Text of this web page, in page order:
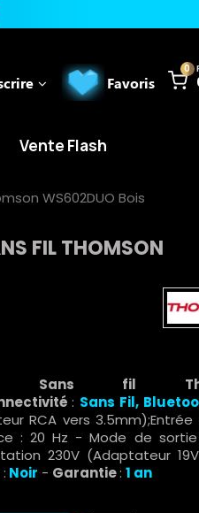
0
Favoris
Vente Flash
WS602DUO Bois
FIL THOMSON
Sans fil
: Sans Fil,
RCA vers
: 20 Hz - Mode de
230V (Adaptateur
: Noir - Garantie: 1 an